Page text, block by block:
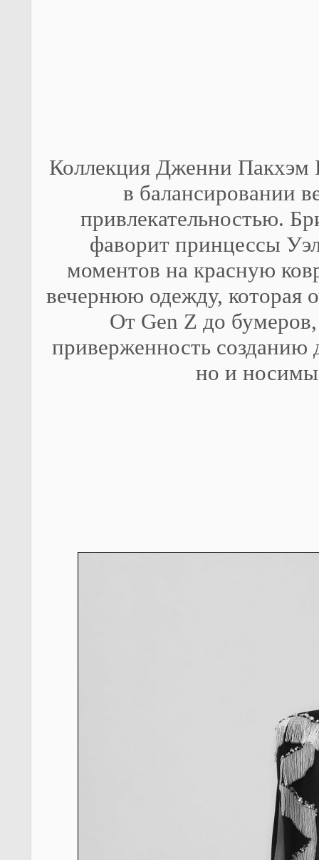
Коллекция Дженни Пакхэм
в балансировании
привлекательностью.
фаворит принцессы
моментов на красную
вечернюю одежду, которая
От Gen Z до
приверженность созданию
но и